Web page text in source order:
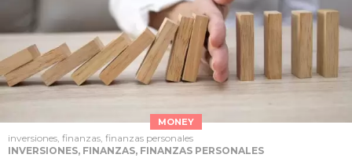
MONEY
inversiones, finanzas, finanzas personales
INVERSIONES, FINANZAS, FINANZAS PERSONALES